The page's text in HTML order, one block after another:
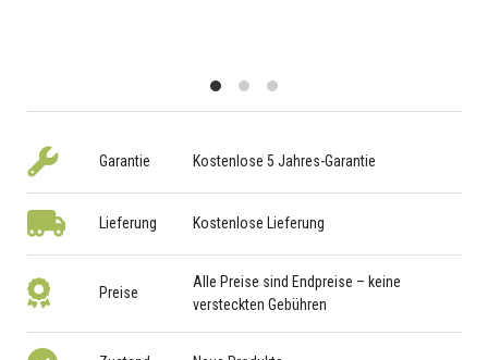
Garantie Kostenlose 5 Jahres-Garantie
Lieferung Kostenlose Lieferung
Preise
Alle Preise sind Endpreise – keine
versteckten Gebühren